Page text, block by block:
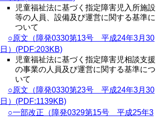
児童福祉法に基づく指定障害児入所施設
等の人員、設備及び運営に関する基準に
ついて
○原文（障発0330第13号 平成24年3月30
日）(PDF:203KB)
児童福祉法に基づく指定障害児相談支援
の事業の人員及び運営に関する基準につ
いて
○原文（障発0330第23号 平成24年3月30
日）(PDF:1139KB)
○一部改正（障発0329第15号 平成25年3